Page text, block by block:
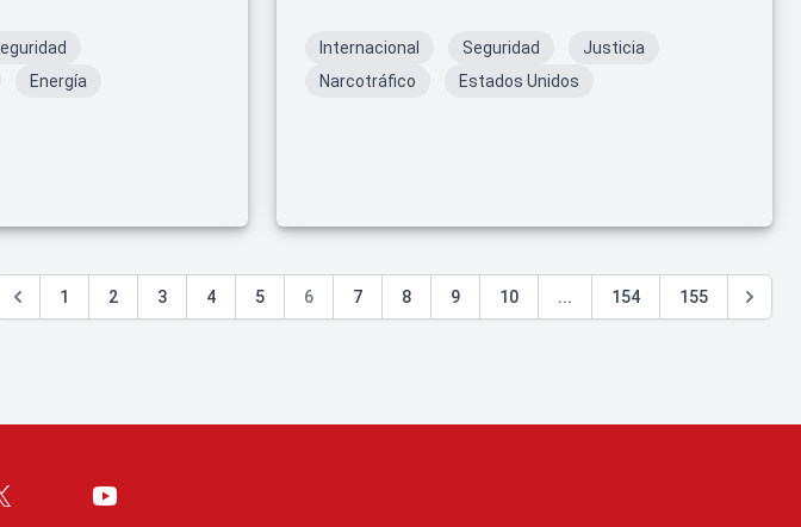
Energía
Internacional Seguridad
Justicia
Narcotráfico
Estados Unidos
1 2 3 4 5 6 7 8 9 10 ... 154 155